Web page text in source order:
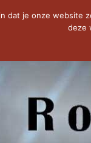
THE VICIOUS HEAD
dat je onze
deze